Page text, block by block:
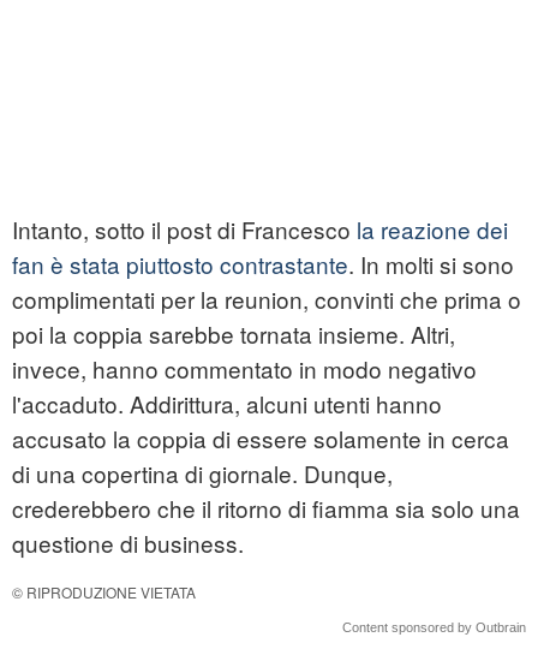
Intanto, sotto il post di Francesco la reazione dei
fan è stata piuttosto contrastante. In molti si sono
complimentati per la reunion, convinti che prima o
poi la coppia sarebbe tornata insieme. Altri,
invece, hanno commentato in modo negativo
l'accaduto. Addirittura, alcuni utenti hanno
accusato la coppia di essere solamente in cerca
di una copertina di giornale. Dunque,
crederebbero che il ritorno di fiamma sia solo una
questione di business.
© RIPRODUZIONE VIETATA
Content sponsored by Outbrain